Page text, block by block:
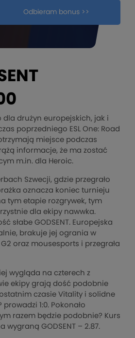
Odbieram bonus >>
drużyn europejskich, jak i
poprzedniego ESL One: Road
miejsce podczas
informacje, że ma zostać
m.in. dla Heroic.
Szwecji, gdzie przegrało
oznacza koniec turnieju
tym etapie rozgrywek, tym
dla ekipy nawwka.
słabe GODSENT. Europejska
brakuje jej ogrania w
oraz mousesports i przegrała
wygląda na czterech z
ekipy grają dość podobnie
czasie Vitality i solidne
1:0. Pokonało
razem będzie podobnie? Kurs
GODSENT – 2.87.